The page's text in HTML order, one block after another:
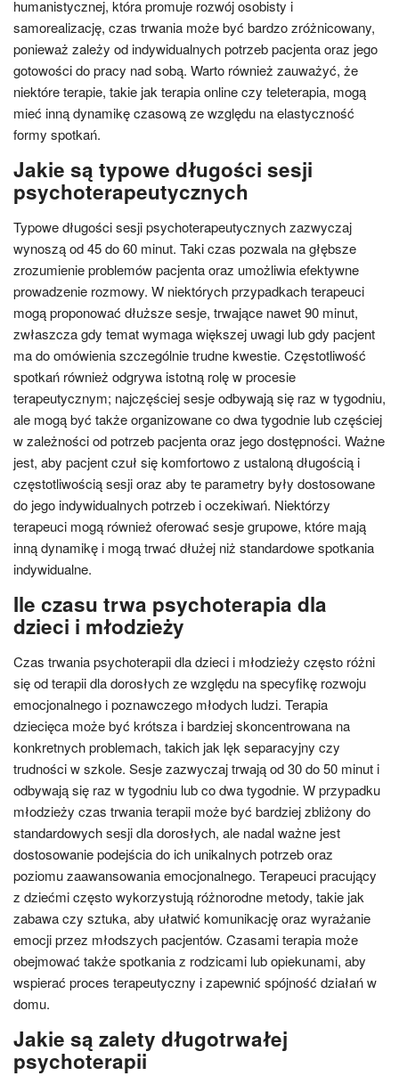
humanistycznej, która promuje rozwój osobisty i
samorealizację, czas trwania może być bardzo zróżnicowany,
ponieważ zależy od indywidualnych potrzeb pacjenta oraz jego
gotowości do pracy nad sobą. Warto również zauważyć, że
niektóre terapie, takie jak terapia online czy teleterapia, mogą
mieć inną dynamikę czasową ze względu na elastyczność
formy spotkań.
Jakie są typowe długości sesji
psychoterapeutycznych
Typowe długości sesji psychoterapeutycznych zazwyczaj
wynoszą od 45 do 60 minut. Taki czas pozwala na głębsze
zrozumienie problemów pacjenta oraz umożliwia efektywne
prowadzenie rozmowy. W niektórych przypadkach terapeuci
mogą proponować dłuższe sesje, trwające nawet 90 minut,
zwłaszcza gdy temat wymaga większej uwagi lub gdy pacjent
ma do omówienia szczególnie trudne kwestie. Częstotliwość
spotkań również odgrywa istotną rolę w procesie
terapeutycznym; najczęściej sesje odbywają się raz w tygodniu,
ale mogą być także organizowane co dwa tygodnie lub częściej
w zależności od potrzeb pacjenta oraz jego dostępności. Ważne
jest, aby pacjent czuł się komfortowo z ustaloną długością i
częstotliwością sesji oraz aby te parametry były dostosowane
do jego indywidualnych potrzeb i oczekiwań. Niektórzy
terapeuci mogą również oferować sesje grupowe, które mają
inną dynamikę i mogą trwać dłużej niż standardowe spotkania
indywidualne.
Ile czasu trwa psychoterapia dla
dzieci i młodzieży
Czas trwania psychoterapii dla dzieci i młodzieży często różni
się od terapii dla dorosłych ze względu na specyfikę rozwoju
emocjonalnego i poznawczego młodych ludzi. Terapia
dziecięca może być krótsza i bardziej skoncentrowana na
konkretnych problemach, takich jak lęk separacyjny czy
trudności w szkole. Sesje zazwyczaj trwają od 30 do 50 minut i
odbywają się raz w tygodniu lub co dwa tygodnie. W przypadku
młodzieży czas trwania terapii może być bardziej zbliżony do
standardowych sesji dla dorosłych, ale nadal ważne jest
dostosowanie podejścia do ich unikalnych potrzeb oraz
poziomu zaawansowania emocjonalnego. Terapeuci pracujący
z dziećmi często wykorzystują różnorodne metody, takie jak
zabawa czy sztuka, aby ułatwić komunikację oraz wyrażanie
emocji przez młodszych pacjentów. Czasami terapia może
obejmować także spotkania z rodzicami lub opiekunami, aby
wspierać proces terapeutyczny i zapewnić spójność działań w
domu.
Jakie są zalety długotrwałej
psychoterapii